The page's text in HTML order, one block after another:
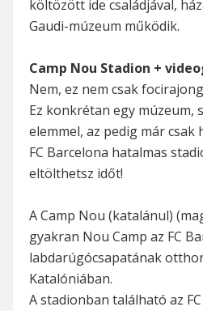
költözött ide családjával,
Gaudi-múzeum működik.
Camp Nou Stadion +
Nem, ez nem csak
Ez konkrétan egy múzeum,
elemmel, az pedig már
FC Barcelona hatalmas
eltölthetsz időt!
A Camp Nou (katalánul)
gyakran Nou Camp az FC
labdarúgócsapatának
Katalóniában.
A stadionban található az